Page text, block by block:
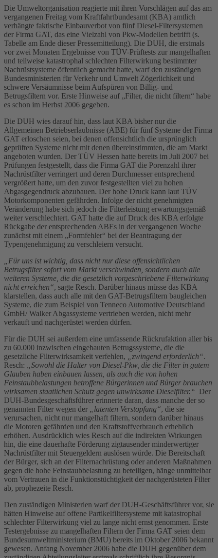
Die Umweltorganisation reagierte mit ihren Vorschlägen auf das am
vergangenen Freitag vom Kraftfahrtbundesamt (KBA) amtlich
verhängte faktische Einbauverbot von fünf Diesel-Filtersystemen
der Firma GAT, das eine Vielzahl von Pkw-Modellen betrifft (s.
Tabelle am Ende dieser Pressemitteilung). Die DUH, die erstmals
vor zwei Monaten Ergebnisse von TÜV-Prüftests zur mangelhaften
und teilweise katastrophal schlechten Filterwirkung bestimmter
Nachrüstsysteme öffentlich gemacht hatte, warf den zuständigen
Bundesministerien für Verkehr und Umwelt Zögerlichkeit und
schwere Versäumnisse beim Aufspüren von Billig- und
Betrugsfiltern vor. Erste Hinweise auf „Filter, die nicht filtern“ habe
es schon im Herbst 2006 gegeben.
Die DUH wies darauf hin, dass laut KBA bisher nur die
Allgemeinen Betriebserlaubnisse (ABE) für fünf Systeme der Firma
GAT erloschen seien, bei denen offensichtlich die ursprünglich
geprüften Systeme nicht mit denen übereinstimmten, die am Markt
angeboten wurden. Der TÜV Hessen hatte bereits im Juli 2007 bei
Prüfungen festgestellt, dass die Firma GAT die Porenzahl ihrer
Nachrüstfilter verringert und deren Durchmesser entsprechend
vergrößert hatte, um den zuvor festgestellten viel zu hohen
Abgasgegendruck abzubauen. Der hohe Druck kann laut TÜV
Motorkomponenten gefährden. Infolge der nicht genehmigten
Veränderung habe sich jedoch die Filterleistung erwartungsgemäß
weiter verschlechtert. GAT hatte die auf Druck des KBA erfolgte
Rückgabe der entsprechenden ABEs in der vergangenen Woche
zunächst mit einem „Formfehler“ bei der Beantragung der
Typengenehmigung zu verschleiern versucht.
„Für uns ist wichtig, dass nicht nur diese offensichtlichen
Betrugsfilter sofort vom Markt verschwinden, sondern auch alle
weiteren Systeme, die die gesetzlich vorgeschriebene Filterwirkung
nicht erreichen“, sagte Resch. Darüber hinaus müsse das KBA
klarstellen, dass auch alle mit den GAT-Betrugsfiltern baugleichen
Systeme, die zum Beispiel von Tenneco Automotive Deutschland
GmbH/ Walker Abgassysteme vertrieben werden, nicht mehr
verkauft und nachgerüstet werden dürfen.
Für die DUH sei außerdem eine umfassende Rückrufaktion aller bis
zu 60.000 inzwischen eingebauten Betrugssysteme, die die
gesetzliche Filterwirksamkeit verfehlen,
„zwingend erforderlich“.
Resch:
„Sowohl die Halter von Diesel-Pkw, die die Filter in gutem
Glauben haben einbauen lassen, als auch die von hohen
Feinstaubbelastungen betroffene Bürgerinnen und Bürger brauchen
wirksamen staatlichen Schutz gegen unwirksame Dieselfilter.“ Der
DUH-Bundesgeschäftsführer erinnerte daran, dass manche der so
genannten Filter wegen der
„latenten Verstopfung“, die sie
verursachen, nicht nur mangelhaft filtern, sondern darüber hinaus
die Motoren gefährden und den Kraftstoffverbrauch erheblich
erhöhen. Ausdrücklich wies Resch auf die indirekten Wirkungen
hin, die eine dauerhafte Förderung zigtausender minderwertiger
Nachrüstfilter mit Steuergeldern auslösen würde. Die Bereitschaft
der Bürger, sich an der Filternachrüstung oder anderen Maßnahmen
gegen die hohe Feinstaubbelastung zu beteiligen, hänge unmittelbar
vom Vertrauen in die Funktionstüchtigkeit der nachgerüsteten Filter
ab, prophezeite Resch.
Den zuständigen Ministerien warf der DUH-Geschäftsführer vor, sie
hätten Hinweise auf offene Partikelfiltersysteme mit katastrophal
schlechter Filterwirkung viel zu lange nicht ernst genommen. Erste
Testergebnisse zu mangelhaften Filtern der Firma GAT seien dem
Bundesumweltministerium (BMU) bereits im Oktober 2006 bekannt
gewesen. Anfang November 2006 habe die DUH gegenüber dem